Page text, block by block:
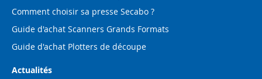
Comment choisir sa presse Secabo ?
Guide d'achat Scanners Grands Formats
Guide d'achat Plotters de découpe
Actualités